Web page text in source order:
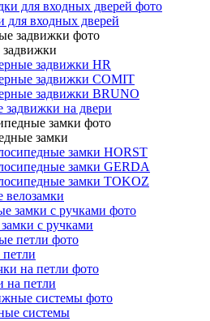
для входных дверей
задвижки HR
задвижки COMIT
задвижки BRUNO
задвижки на двери
замки
замки HORST
замки GERDA
замки TOKOZ
велозамки
с ручками
на петли
системы